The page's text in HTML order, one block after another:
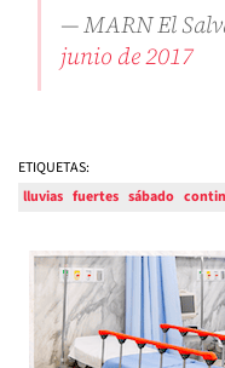
— MARN El
junio de 2017
ETIQUETAS:
lluvias fuertes sábado